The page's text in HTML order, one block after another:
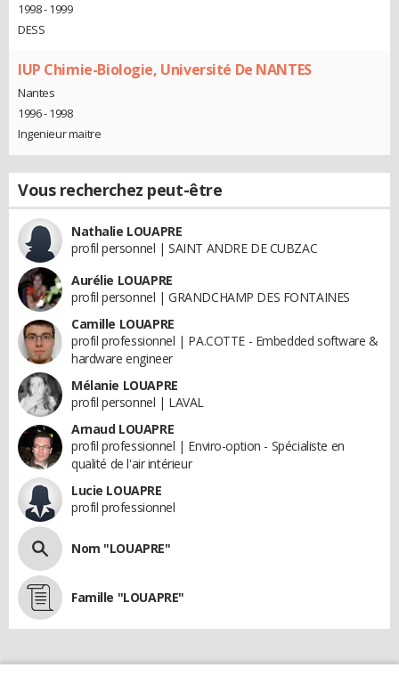
1998 - 1999
DESS
IUP Chimie-Biologie, Université De NANTES
Nantes
1996 - 1998
Ingenieur maitre
Vous recherchez peut-être
Nathalie LOUAPRE
profil personnel | SAINT ANDRE DE CUBZAC
Aurélie LOUAPRE
profil personnel | GRANDCHAMP DES FONTAINES
Camille LOUAPRE
profil professionnel | PA.COTTE - Embedded software &
hardware engineer
Mélanie LOUAPRE
profil personnel | LAVAL
Arnaud LOUAPRE
profil professionnel | Enviro-option - Spécialiste en
qualité de l'air intérieur
Lucie LOUAPRE
profil professionnel
Nom "LOUAPRE"
Famille "LOUAPRE"